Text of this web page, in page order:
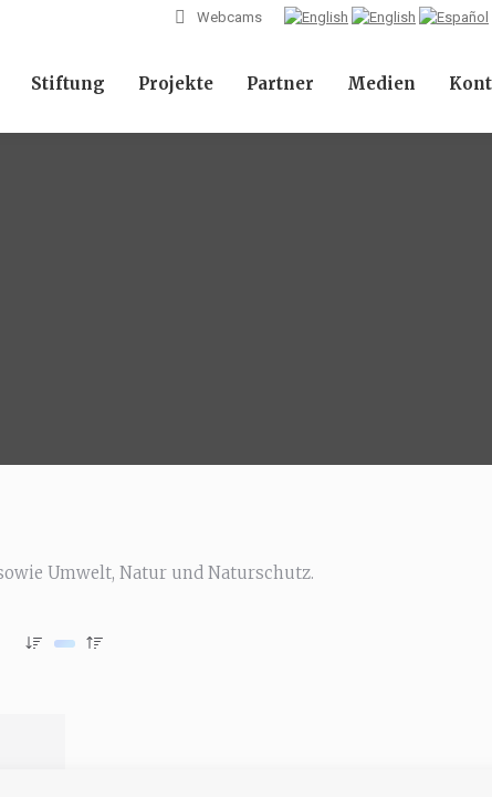
Webcams
Stiftung Projekte Partner Medien
Umwelt, Natur und Naturschutz.